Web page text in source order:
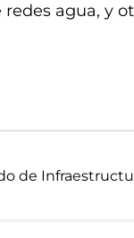
agua, y
de